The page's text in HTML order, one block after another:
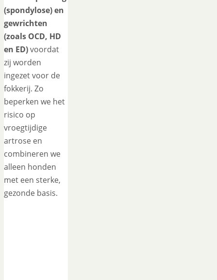
(spondylose) en
gewrichten
(zoals OCD, HD
en ED)voordat
zij worden
ingezet voor de
fokkerij. Zo
beperken we het
risico op
vroegtijdige
artrose en
combineren we
alleen honden
met een sterke,
gezonde basis.